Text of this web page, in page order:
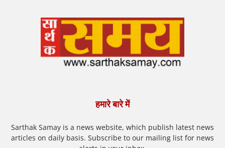
हमारे बारे में
Sarthak Samay is a news website, which publish latest news
articles on daily basis. Subscribe to our mailing list for news